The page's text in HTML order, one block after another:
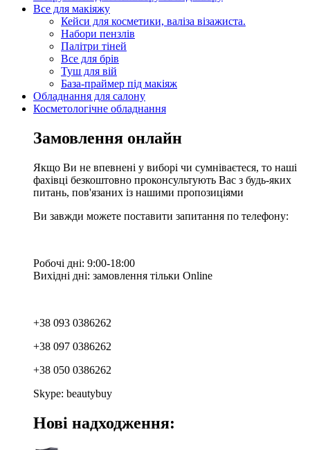
Все для макіяжу
Кейси для косметики, валіза візажиста.
Набори пензлів
Палітри тіней
Все для брів
Туш для вій
База-праймер під макіяж
Обладнання для салону
Косметологічне обладнання
Замовлення онлайн
Якщо Ви не впевнені у виборі чи сумніваєтеся, то наші
фахівці безкоштовно проконсультують Вас з будь-яких
питань, пов'язаних із нашими пропозиціями
Ви завжди можете поставити запитання по телефону:
Робочі дні: 9:00-18:00
Вихідні дні: замовлення тільки Online
+38 093 0386262
+38 097 0386262
+38 050 0386262
Skype: beautybuy
Нові надходження: